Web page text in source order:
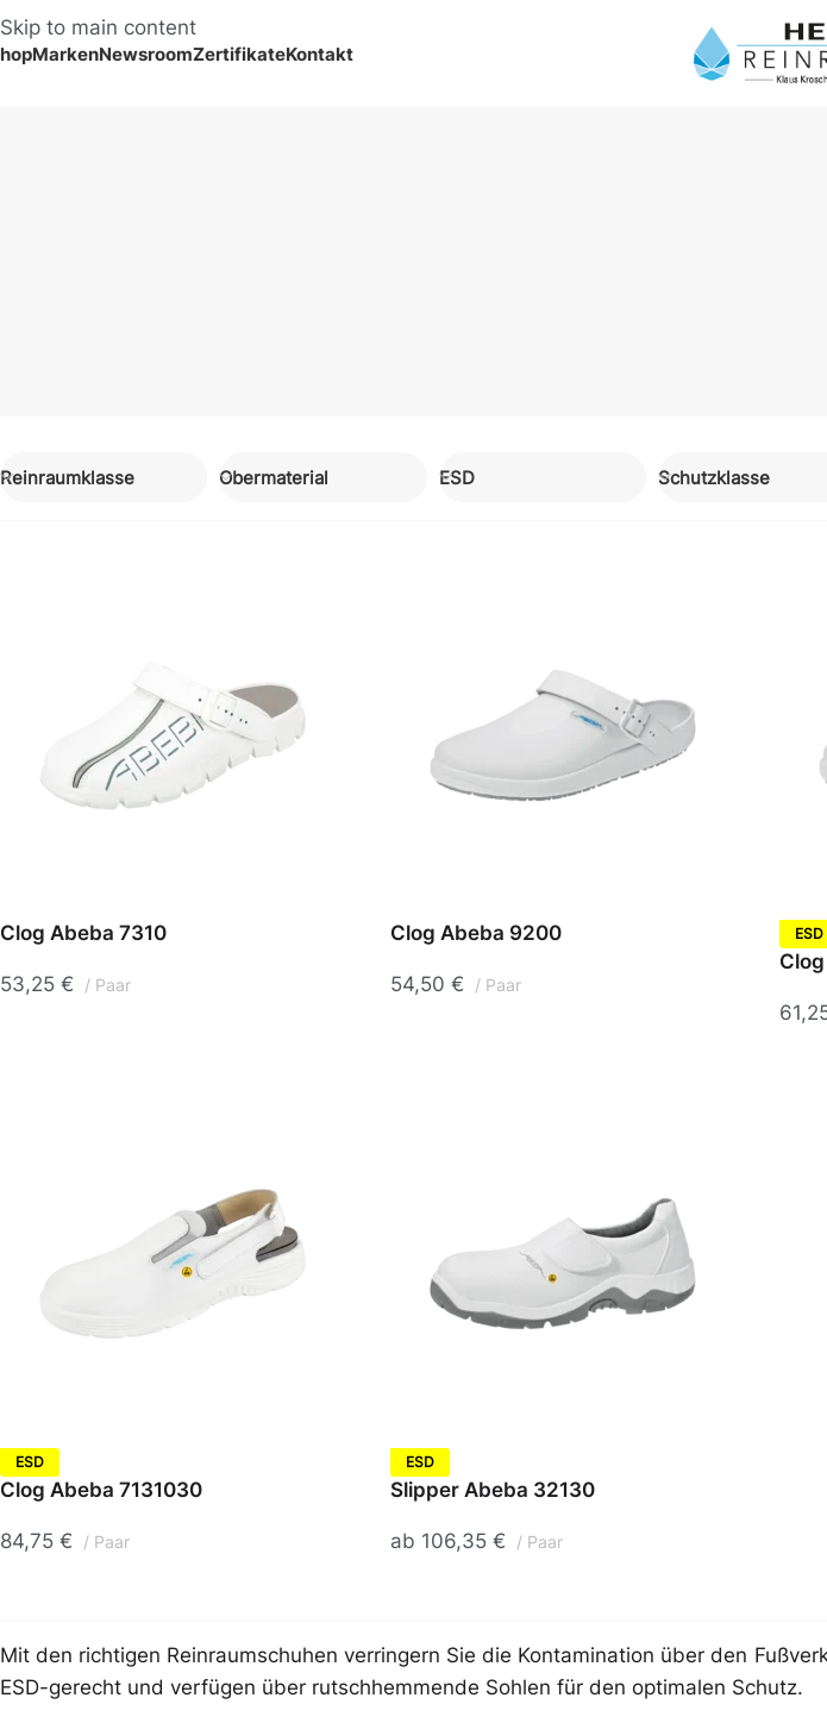
Skip to main content
Handschuhe
Atem- &
Zwischenbekleidung
Bekleidung
MarkenNewsroomZertifikateKontakt
Bekleidung
Reinraumklasse Obermaterial ESD Schutzklasse
Clog Abeba 7310
53,25 € Paar
Clog Abeba 9200
54,50 € Paar
ESD
ESD
Clog Abeba 7131030
84,75 € Paar
ESD
Slipper Abeba 32130
ab 106,35 € Paar
Mit den richtigen Reinraumschuhen verringern Sie die Kontamination über den
ESD-gerecht und verfügen über rutschhemmende Sohlen für den optimalen Schutz.